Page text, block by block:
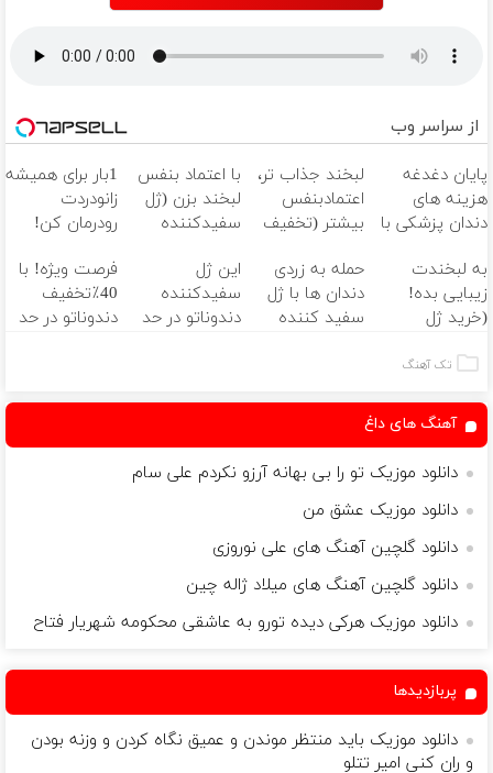
از سراسر وب
پایان دغدغه
هزینه های
دندان پزشکی با
کننده خانگی
لبخند جذاب تر،
اعتمادبنفس
بیشتر (تخفیف
با اعتماد بنفس
لبخند بزن (ژل
سفیدکننده
1بار برای همیشه
زانودردت
رودرمان کن!
آلمان)
◂پرسشنامه▸
به لبخندت
زیبایی بده!
(خرید ژل
دندان
حمله به زردی
دندان ها با ژل
سفید کننده
این ژل
سفیدکننده
دندوناتو در حد
فرصت ویژه! با
40٪تخفیف
دندوناتو در حد
تک آهنگ
آهنگ های داغ
دانلود موزیک تو را بی بهانه آرزو نکردم علی سام
دانلود موزیک عشق من
دانلود گلچین آهنگ های علی نوروزی
دانلود گلچین آهنگ های میلاد ژاله چین
دانلود موزیک هرکی دیده تورو به عاشقی محکومه شهریار فتاح
پربازدیدها
دانلود موزیک باید منتظر موندن و عمیق نگاه کردن و وزنه بودن
و ران کنی امیر تتلو